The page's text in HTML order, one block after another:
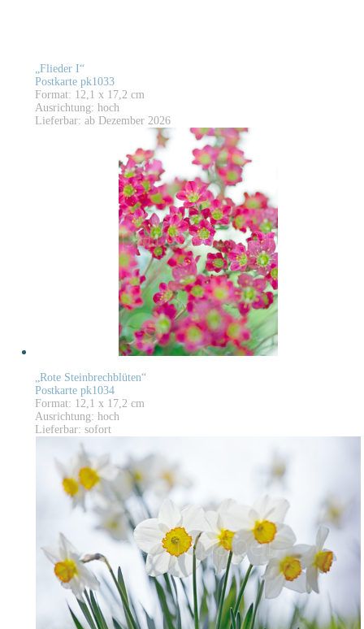
„Flieder I“
Postkarte pk1033
Format: 12,1 x 17,2 cm
Ausrichtung: hoch
Lieferbar: ab Dezember 2026
„Rote Steinbrechblüten“
Postkarte pk1034
Format: 12,1 x 17,2 cm
Ausrichtung: hoch
Lieferbar: sofort